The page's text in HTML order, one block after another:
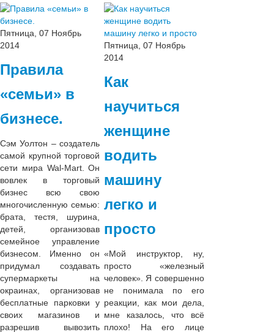
Пятница, 07 Ноябрь
2014
Правила
«семьи» в
бизнесе.
Сэм Уолтон – создатель
самой крупной торговой
сети мира Wal-Mart. Он
вовлек в торговый
бизнес всю свою
многочисленную семью:
брата, тестя, шурина,
детей, организовав
семейное управление
бизнесом. Именно он
придумал создавать
супермаркеты на
окраинах, организовав
бесплатные парковки у
своих магазинов и
разрешив вывозить
Пятница, 07 Ноябрь
2014
Как
научиться
женщине
водить
машину
легко и
просто
«Мой инструктор, ну,
просто «железный
человек». Я совершенно
не понимала по его
реакции, как мои дела,
мне казалось, что всё
плохо! На его лице